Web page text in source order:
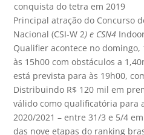
conquista do tetra em 2019
Principal atração do Concurso
Nacional (CSI-W 2) e CSN4
Qualifier acontece no domingo,
às 15h00 com obstáculos a
está prevista para às 19h00,
Distribuindo R$ 120 mil em
válido como qualificatória para
2020/2021 – entre 31/3 e 5/4
das nove etapas do ranking